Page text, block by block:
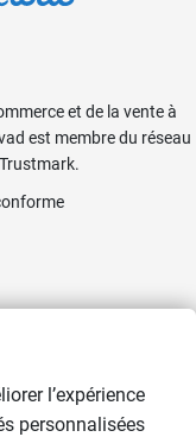
et de la vente à
est membre du réseau
l’expérience
personnalisées